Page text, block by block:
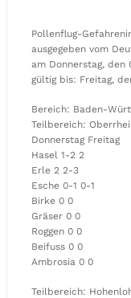
Pollenflug-
ausgegeben vom
am Donnerstag, den
gültig bis: Freitag,
Bereich: Baden-
Teilbereich:
Donnerstag Freitag
Hasel 1-2 2
Erle 2 2-3
Esche 0-1 0-1
Birke 0 0
Gräser 0 0
Roggen 0 0
Beifuss 0 0
Ambrosia 0 0
Teilbereich: